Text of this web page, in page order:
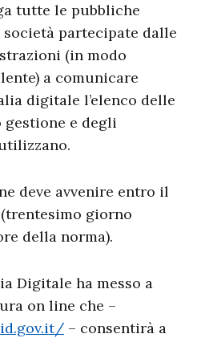
tutte le pubbliche
partecipate dalle
(in modo
a comunicare
digitale l’elenco delle
e degli
deve avvenire entro il
(trentesimo giorno
della norma).
Digitale ha messo a
on line che –
– consentirà a